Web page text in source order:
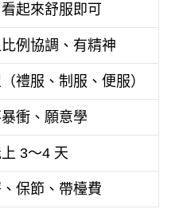
起來舒服即可
例協調、有精神
禮服、制服、便服）
衝、願意學
3～4 天
保節、帶檯費